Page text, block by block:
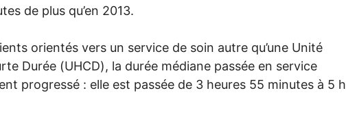
de plus qu’en 2013.
orientés vers un service de soin autre qu’une Unité
Durée (UHCD), la durée médiane passée en service
progressé : elle est passée de 3 heures 55 minutes à 5 h